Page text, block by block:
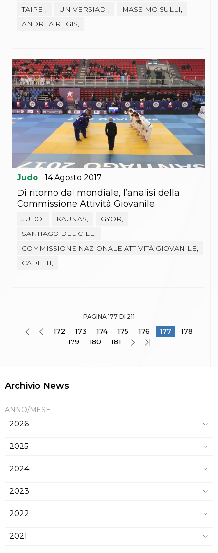
TAIPEI,
UNIVERSIADI,
MASSIMO SULLI,
ANDREA REGIS,
Judo 14Agosto 2017
Di ritorno dal mondiale, l’analisi della
Commissione Attività Giovanile
JUDO, KAUNAS,
GYÖR,
SANTIAGO DEL CILE,
COMMISSIONE NAZIONALE ATTIVITÀ GIOVANILE,
CADETTI,
PAGINA 177 DI 211
172 173 174 175 176 177
178
179
180 181
Archivio News
ANNO/MESE
2026
2025
2024
2023
2022
2021